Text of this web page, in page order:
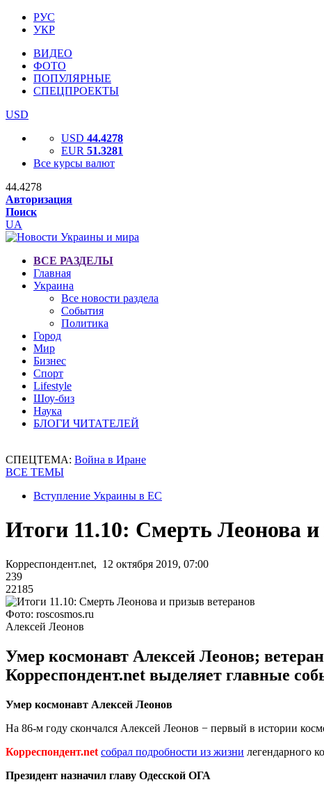
РУС
УКР
ВИДЕО
ФОТО
ПОПУЛЯРНЫЕ
СПЕЦПРОЕКТЫ
USD
USD 44.4278
EUR 51.3281
Все курсы валют
44.4278
Авторизация
Поиск
UA
ВСЕ РАЗДЕЛЫ
Главная
Украина
Все новости раздела
События
Политика
Город
Мир
Бизнес
Спорт
Lifestyle
Шоу-биз
Наука
БЛОГИ ЧИТАТЕЛЕЙ
СПЕЦТЕМА: Война в Иране
ВСЕ ТЕМЫ
Вступление Украины в ЕС
Итоги 11.10: Смерть Леонова
Корреспондент.net, 12 октября 2019, 07:00
239
22185
Фото: roscosmos.ru
Алексей Леонов
Умер космонавт Алексей Леонов;
Корреспондент.net выделяет главные
Умер космонавт Алексей Леонов
На 86-м году скончался Алексей Леонов − первый в истории
Корреспондент.net собрал подробности из жизни легендарного
Президент назначил главу Одесской ОГА